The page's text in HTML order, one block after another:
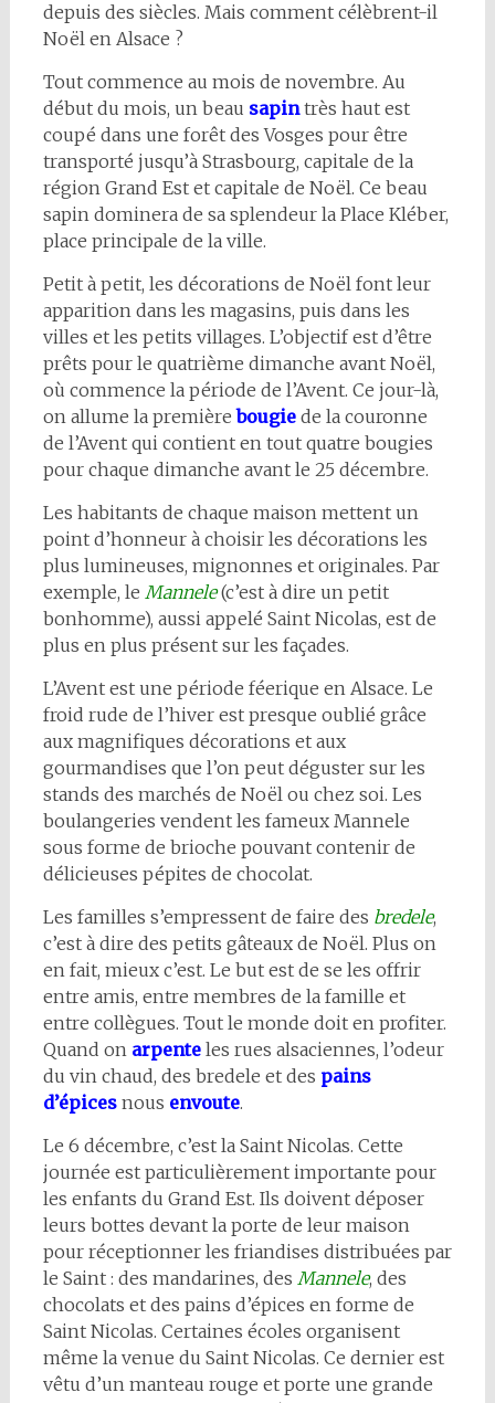
depuis des siècles. Mais comment célèbrent-il
Noël en Alsace ?
Tout commence au mois de novembre. Au
début du mois, un beau sapintrès haut est
coupé dans une forêt des Vosges pour être
transporté jusqu’à Strasbourg, capitale de la
région Grand Est et capitale de Noël. Ce beau
sapin dominera de sa splendeur la Place Kléber,
place principale de la ville.
Petit à petit, les décorations de Noël font leur
apparition dans les magasins, puis dans les
villes et les petits villages. L’objectif est d’être
prêts pour le quatrième dimanche avant Noël,
où commence la période de l’Avent. Ce jour-là,
on allume la premièrebougiede la couronne
de l’Avent qui contient en tout quatre bougies
pour chaque dimanche avant le 25 décembre.
Les habitants de chaque maison mettent un
point d’honneur à choisir les décorations les
plus lumineuses, mignonnes et originales. Par
exemple, le Mannele(c’est à dire un petit
bonhomme), aussi appelé Saint Nicolas, est de
plus en plus présent sur les façades.
L’Avent est une période féerique en Alsace. Le
froid rude de l’hiver est presque oublié grâce
aux magnifiques décorations et aux
gourmandises que l’on peut déguster sur les
stands des marchés de Noël ou chez soi. Les
boulangeries vendent les fameux Mannele
sous forme de brioche pouvant contenir de
délicieuses pépites de chocolat.
Les familles s’empressent de faire des bredele,
c’est à dire des petits gâteaux de Noël. Plus on
en fait, mieux c’est. Le but est de se les offrir
entre amis, entre membres de la famille et
entre collègues. Tout le monde doit en profiter.
Quand onarpente les rues alsaciennes, l’odeur
du vin chaud, des bredele et des pains
d’épicesnous envoute.
Le 6 décembre, c’est la Saint Nicolas. Cette
journée est particulièrement importante pour
les enfants du Grand Est. Ils doivent déposer
leurs bottes devant la porte de leur maison
pour réceptionner les friandises distribuées par
le Saint : des mandarines, des Mannele, des
chocolats et des pains d’épices en forme de
Saint Nicolas. Certaines écoles organisent
même la venue du Saint Nicolas. Ce dernier est
vêtu d’un manteau rouge et porte une grande